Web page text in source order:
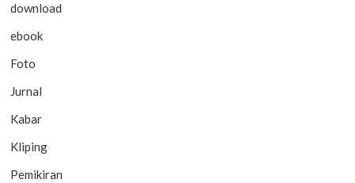
download
ebook
Foto
Jurnal
Kabar
Kliping
Pemikiran